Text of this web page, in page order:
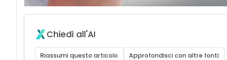
Chiedi all'AI
Riassumi questo articolo Approfondisci con altre fonti